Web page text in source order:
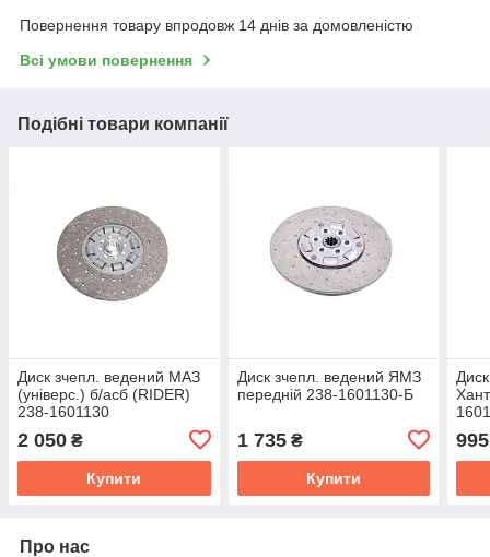
Повернення товару впродовж 14 днів за домовленістю
Всі умови повернення
Подібні товари компанії
Диск зчепл. ведений МАЗ
(універс.) б/асб (RIDER)
238-1601130
2 050 ₴
Купити
Диск зчепл. ведений ЯМЗ
передній 238-1601130-Б
1 735₴
Купити
995
Про нас